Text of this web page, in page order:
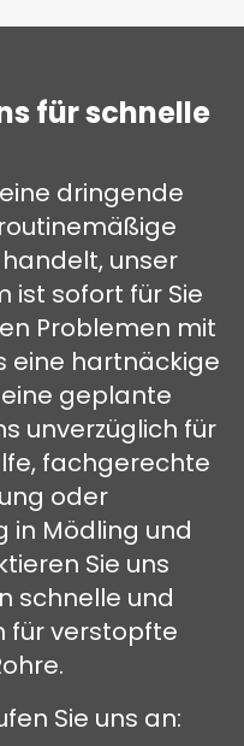
für schnelle
dringende
unser
ist sofort für Sie
Problemen mit
eine hartnäckige
geplante
unverzüglich für
fachgerechte
oder
in Mödling und
Sie uns
schnelle und
für verstopfte
Sie uns an: